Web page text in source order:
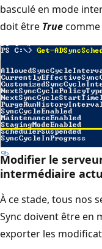
basculé en mode
doit être Truecomme
Modifier le
intermédiaire
À ce stade, tous nos
Sync doivent être en
exporter les